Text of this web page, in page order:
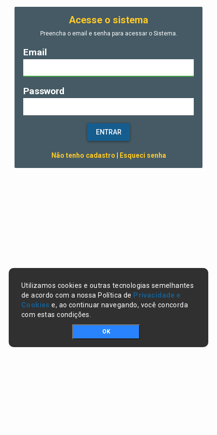
Acesse o sistema
Preencha o email e senha para acessar o Sistema.
Email
Password
ENTRAR
Não tenho cadastro Esqueci senha
Utilizamos cookies e outras tecnologias semelhantes
de acordo com a nossa Política de Privacidade e
Cookies e, ao continuar navegando, você concorda
com estas condições.
OK